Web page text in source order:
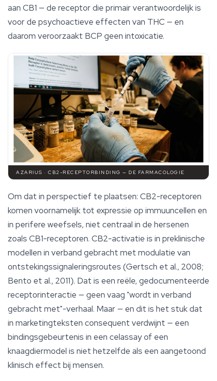
aan CB1 — de receptor die primair verantwoordelijk is
voor de psychoactieve effecten van THC — en
daarom veroorzaakt BCP geen intoxicatie.
AZARIUS · CB2-RECEPTORBINDING — DE FARMACOLOGIE
Om dat in perspectief te plaatsen: CB2-receptoren
komen voornamelijk tot expressie op immuuncellen en
in perifere weefsels, niet centraal in de hersenen
zoals CB1-receptoren. CB2-activatie is in preklinische
modellen in verband gebracht met modulatie van
ontstekingssignaleringsroutes (Gertsch et al., 2008;
Bento et al., 2011). Dat is een reële, gedocumenteerde
receptorinteractie — geen vaag "wordt in verband
gebracht met"-verhaal. Maar — en dit is het stuk dat
in marketingteksten consequent verdwijnt — een
bindingsgebeurtenis in een celassay of een
knaagdiermodel is niet hetzelfde als een aangetoond
klinisch effect bij mensen.